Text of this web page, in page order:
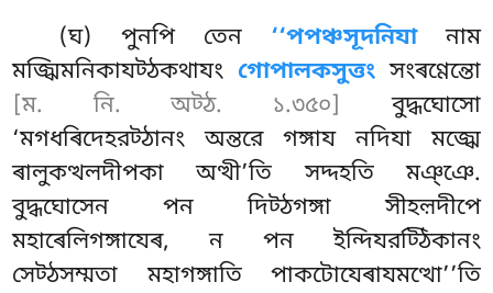
(ঘ) পুনপি তেন ‘‘পপঞ্চসূদনিযানাম
মজ্ঝিমনিকাযট্ঠকথাযং গোপালকসুত্তং সংৰণ্ণেন্তো
[ম. নি. অট্ঠ. ১.৩৫০]
বুদ্ধঘোসো
‘মগধৰিদেহরট্ঠানং অন্তরে গঙ্গায নদিযা মজ্ঝে
ৰালুকত্থলদীপকা অত্থী’তি সদ্দহতি মঞ্ঞে.
বুদ্ধঘোসেন পন দিট্ঠগঙ্গা সীহল়দীপে
মহাৰেলিগঙ্গাযেৰ, ন পন ইন্দিযরট্ঠিকানং
সেট্ঠসম্মতা মহাগঙ্গাতি পাকটোযেৰাযমত্থো’’তি